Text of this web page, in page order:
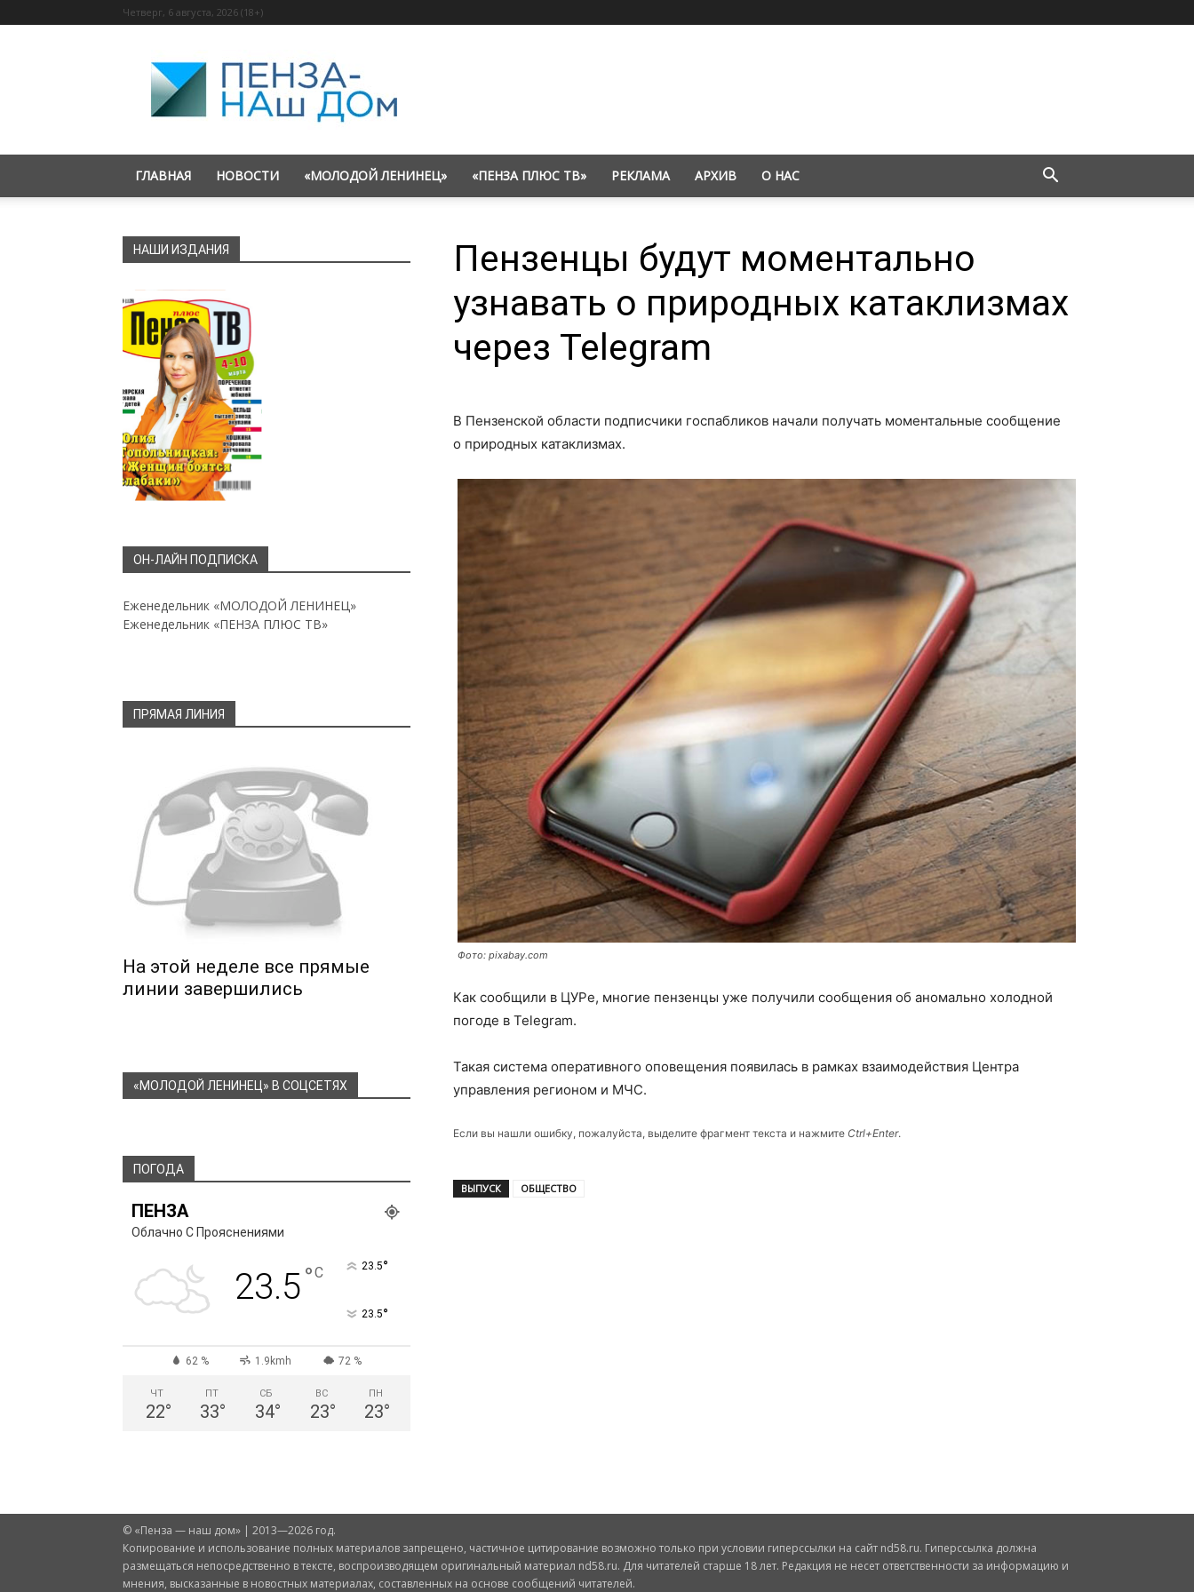
Четверг, 6 августа, 2026 (18+)
«Пенза
—
наш
дом»
ГЛАВНАЯ НОВОСТИ «МОЛОДОЙ ЛЕНИНЕЦ» «ПЕНЗА ПЛЮС ТВ» РЕКЛАМА АРХИВ О НАС
Пензенцы будут моментально
узнавать о природных катаклизмах
через Telegram
В Пензенской области подписчики госпабликов начали получать моментальные сообщение
о природных катаклизмах.
Фото: pixabay.com
Как сообщили в ЦУРе, многие пензенцы уже получили сообщения об аномально холодной
погоде в Telegram.
Такая система оперативного оповещения появилась в рамках взаимодействия Центра
управления регионом и МЧС.
Если вы нашли ошибку, пожалуйста, выделите фрагмент текста и нажмите Ctrl+Enter.
ВЫПУСК ОБЩЕСТВО
НАШИ ИЗДАНИЯ
ОН-ЛАЙН ПОДПИСКА
Еженедельник «МОЛОДОЙ ЛЕНИНЕЦ»
Еженедельник «ПЕНЗА ПЛЮС ТВ»
ПРЯМАЯ ЛИНИЯ
На этой неделе все прямые
линии завершились
«МОЛОДОЙ ЛЕНИНЕЦ» В СОЦСЕТЯХ
ПОГОДА
ПЕНЗА
Облачно С Прояснениями
23.5°C 23.5°
23.5°
62 % 1.9kmh 72 %
ЧТ
22°
ПТ
33°
СБ
34°
ВС
23°
ПН
23°
© «Пенза — наш дом» | 2013—2026 год.
Копирование и использование полных материалов запрещено, частичное цитирование возможно только при условии гиперссылки на сайт nd58.ru. Гиперссылка должна
размещаться непосредственно в тексте, воспроизводящем оригинальный материал nd58.ru. Для читателей старше 18 лет. Редакция не несет ответственности за информацию и
мнения, высказанные в новостных материалах, составленных на основе сообщений читателей.